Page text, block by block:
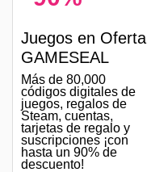
Juegos en Oferta
GAMESEAL
Más de 80,000
códigos digitales de
juegos, regalos de
Steam, cuentas,
tarjetas de regalo y
suscripciones ¡con
hasta un 90% de
descuento!